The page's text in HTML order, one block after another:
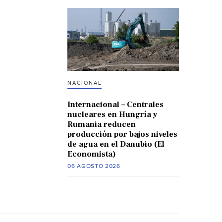
NACIONAL
Internacional – Centrales
nucleares en Hungría y
Rumania reducen
producción por bajos niveles
de agua en el Danubio (El
Economista)
06 AGOSTO 2026